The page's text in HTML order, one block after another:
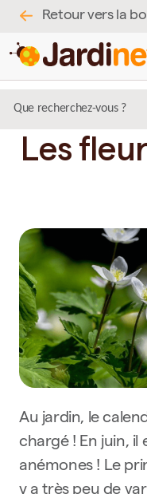
Retour vers la
Les
Au jardin, le
chargé ! En juin, il
anémones ! Le
y a très peu de